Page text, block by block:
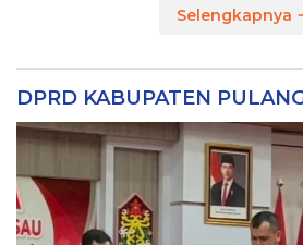
Selengkapnya
DPRD KABUPATEN